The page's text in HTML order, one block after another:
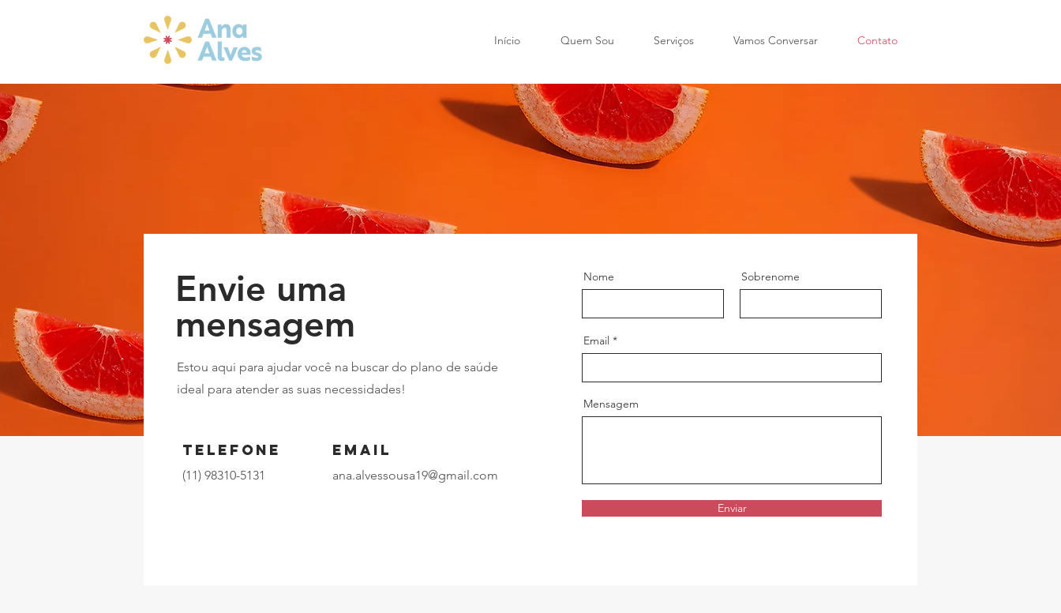
Início Quem Sou Serviços Vamos Conversar Contato
Envie uma
mensagem
Estou aqui para ajudar você na buscar do plano de saúde
ideal para atender as suas necessidades!
Telefone Email
(11) 98310-5131 ana.alvessousa19@gmail.com
Nome Sobrenome
Email
Mensagem
Enviar